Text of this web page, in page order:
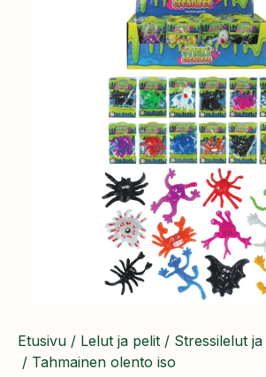
Etusivu / Lelut ja pelit / Stressilelut
/ Tahmainen olento iso